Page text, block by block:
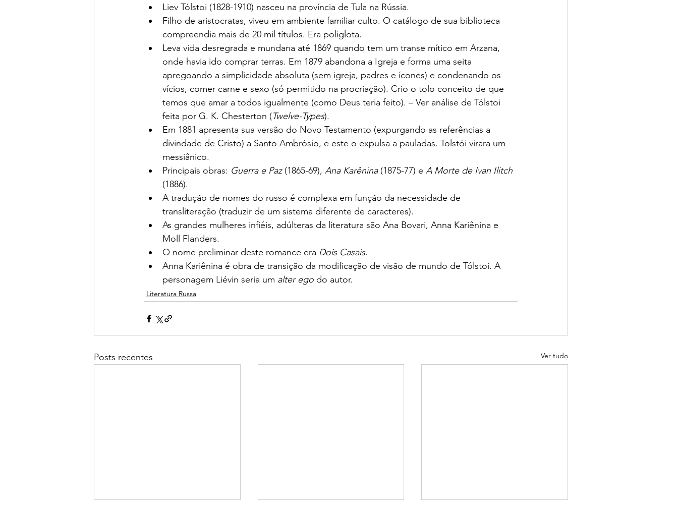
Liev Tólstoi (1828-1910) nasceu na província de Tula na Rússia.
Filho de aristocratas, viveu em ambiente familiar culto. O catálogo de sua biblioteca
compreendia mais de 20 mil títulos. Era poliglota.
Leva vida desregrada e mundana até 1869 quando tem um transe mítico em Arzana,
onde havia ido comprar terras. Em 1879 abandona a Igreja e forma uma seita
apregoando a simplicidade absoluta (sem igreja, padres e ícones) e condenando os
vícios, comer carne e sexo (só permitido na procriação). Crio o tolo conceito de que
temos que amar a todos igualmente (como Deus teria feito). – Ver análise de Tólstoi
feita por G. K. Chesterton (Twelve-Types).
Em 1881 apresenta sua versão do Novo Testamento (expurgando as referências a
divindade de Cristo) a Santo Ambrósio, e este o expulsa a pauladas. Tolstói virara um
messiânico.
Principais obras: Guerra e Paz (1865-69), Ana Karênina (1875-77) e A Morte de Ivan Ilitch
(1886).
A tradução de nomes do russo é complexa em função da necessidade de
transliteração (traduzir de um sistema diferente de caracteres).
As grandes mulheres infiéis, adúlteras da literatura são Ana Bovari, Anna Kariênina e
Moll Flanders.
O nome preliminar deste romance era Dois Casais.
Anna Kariênina é obra de transição da modificação de visão de mundo de Tólstoi. A
personagem Liévin seria um alter ego do autor.
Literatura Russa
Posts recentes Ver tudo